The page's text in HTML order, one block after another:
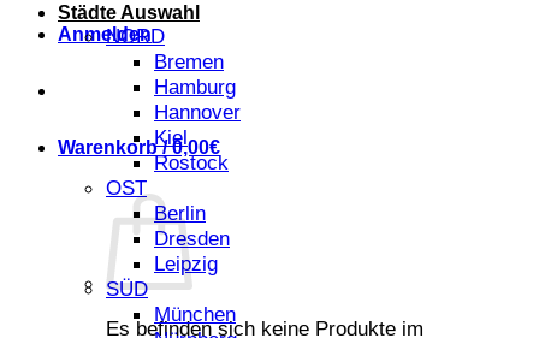
Anmelden
Warenkorb /0,00€
Es befinden sich keine Produkte im
Städte Auswahl
NORD
Bremen
Hamburg
Hannover
Kiel
Rostock
OST
Berlin
Dresden
Leipzig
SÜD
München